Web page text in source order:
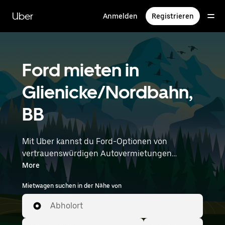
zum
Hauptinhalt
Uber Anmelden Registrieren
Ford mieten in
Glienicke/Nordbahn,
BB
Mit Uber kannst du Ford-Optionen von
vertrauenswürdigen Autovermietungen
durchstöbern. Finde den richtigen Leihwagen
von Ford für Besorgungen, Roadtrips oder
tägliche Fahrten. Egal, ob du Preis, Größe oder
Stil priorisierst: Hier findest du Optionen, die
deinen Wünschen entsprechen. Gib deine Zeit-
More
Mietwagen suchen in der Nähe von
Abholort